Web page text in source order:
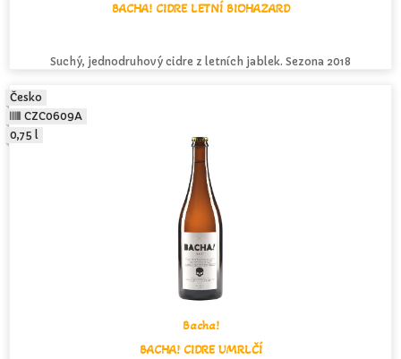
BACHA! CIDRE LETNÍ BIOHAZARD
Suchý, jednodruhový cidre z letních jablek. Sezona 2018
Bacha!
BACHA! CIDRE UMRLČÍ
Česko
CZC0609A
0,75 l